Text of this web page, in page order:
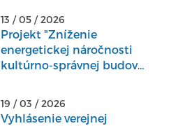
13 / 05 / 2026
Projekt "Zníženie
energetickej náročnosti
kultúrno-správnej budovy
19 / 03 / 2026
Vyhlásenie verejnej